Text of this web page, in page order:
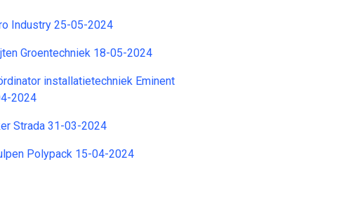
Industry 25-05-2024
Groentechniek 18-05-2024
installatietechniek Eminent
2024
Strada 31-03-2024
Polypack 15-04-2024